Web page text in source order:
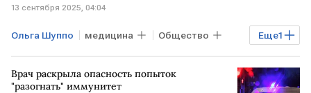
13 сентября 2025, 04:04
Еще1
Ольга Шуппо медицина Общество
Здоровье
Врач раскрыла опасность попыток
"разогнать" иммунитет